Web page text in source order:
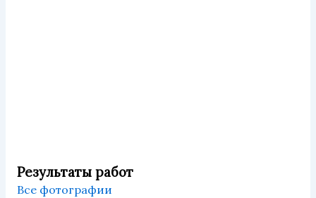
Результаты работ
Все фотографии